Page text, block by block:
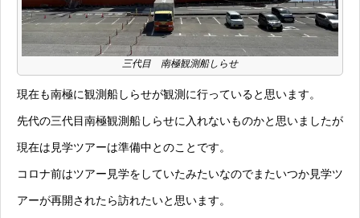
三代目 南極観測船しらせ
現在も南極に観測船しらせが観測に行っていると思います。
先代の三代目南極観測船しらせに入れないものかと思いましたが
現在は見学ツアーは準備中とのことです。
コロナ前はツアー見学をしていたみたいなのでまたいつか見学ツ
アーが再開されたら訪れたいと思います。